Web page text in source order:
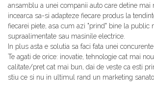
ansamblu a unei companii auto care detine
incearca sa-si adapteze fiecare produs la
fiecarei piete, asa cum azi "prind" bine la public
supraalimentate sau masinile electrice.
In plus asta e solutia sa faci fata unei
Te agati de orice: inovatie, tehnologie cat mai
calitate/pret cat mai bun, dai de veste ca esti
stiu ce si nu in ultimul rand un marketing